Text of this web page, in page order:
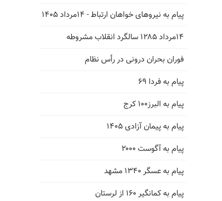
پیام به نیروهای خواهان ارتباط - ۱۴مرداد ۱۴۰۵
۱۴مرداد ۱۲۸۵ سالگرد انقلاب مشروطه
فوران بحران درونی در رأس نظام
پیام به فردا ۶۹
پیام به البرز۱۰۰ کرج
پیام به پیمان آزادی ۱۴۰۵
پیام به آگوست ۲۰۰۰
پیام به عسگر ۱۳۴۰ مشهد
پیام به کمانگیر ۱۶۰ از لرستان